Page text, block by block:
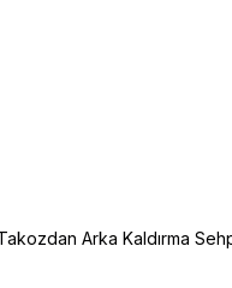
Arka Kaldırma